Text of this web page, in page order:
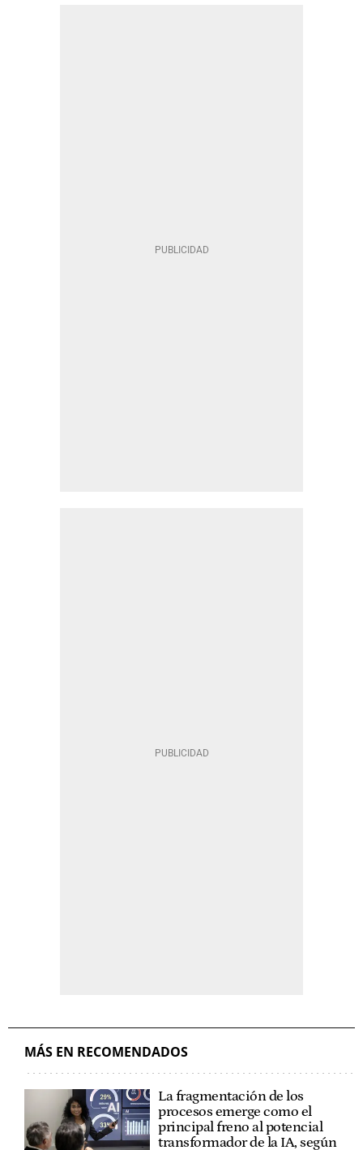
MÁS EN RECOMENDADOS
La fragmentación de los
procesos emerge como el
principal freno al potencial
transformador de la IA, según